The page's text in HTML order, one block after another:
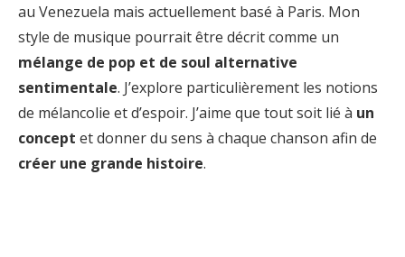
au Venezuela mais actuellement basé à Paris. Mon
style de musique pourrait être décrit comme un
mélange de pop et de soul alternative
sentimentale. J’explore particulièrement les notions
de mélancolie et d’espoir. J’aime que tout soit lié à un
concept et donner du sens à chaque chanson afin de
créer une grande histoire.